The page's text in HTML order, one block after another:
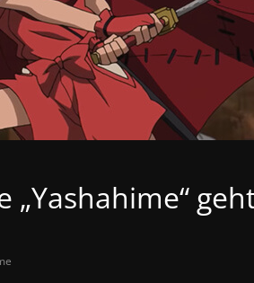
„Yashahime“